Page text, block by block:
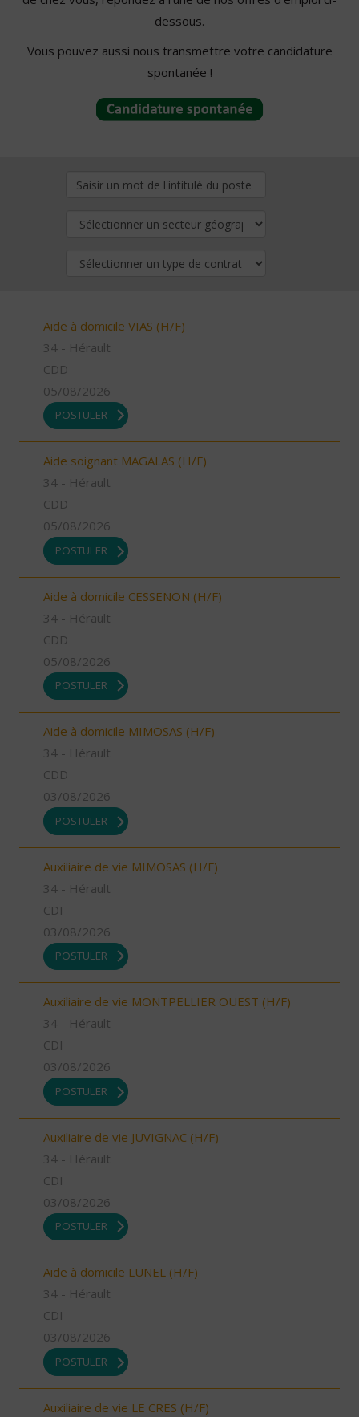
dessous.
Vous pouvez aussi nous transmettre votre candidature
spontanée !
Aide à domicile VIAS (H/F)
34 - Hérault
CDD
05/08/2026
POSTULER
Aide soignant MAGALAS (H/F)
34 - Hérault
CDD
05/08/2026
POSTULER
Aide à domicile CESSENON (H/F)
34 - Hérault
CDD
05/08/2026
POSTULER
Aide à domicile MIMOSAS (H/F)
34 - Hérault
CDD
03/08/2026
POSTULER
Auxiliaire de vie MIMOSAS (H/F)
34 - Hérault
CDI
03/08/2026
POSTULER
Auxiliaire de vie MONTPELLIER OUEST (H/F)
34 - Hérault
CDI
03/08/2026
POSTULER
Auxiliaire de vie JUVIGNAC (H/F)
34 - Hérault
CDI
03/08/2026
POSTULER
Aide à domicile LUNEL (H/F)
34 - Hérault
CDI
03/08/2026
POSTULER
Auxiliaire de vie LE CRES (H/F)